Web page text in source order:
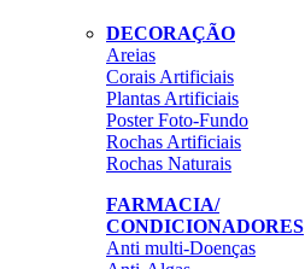
DECORAÇÃO
Areias
Corais Artificiais
Plantas Artificiais
Poster Foto-Fundo
Rochas Artificiais
Rochas Naturais
FARMACIA/
CONDICIONADORES
Anti multi-Doenças